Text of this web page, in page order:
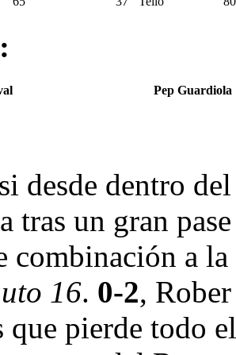
Pep Guardiola
desde dentro
tras un gran
combinación a
16. 0-2,
pierde todo